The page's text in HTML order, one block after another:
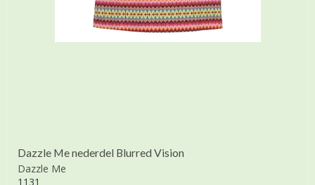
Dazzle Me nederdel Blurred Vision
Dazzle Me
1131